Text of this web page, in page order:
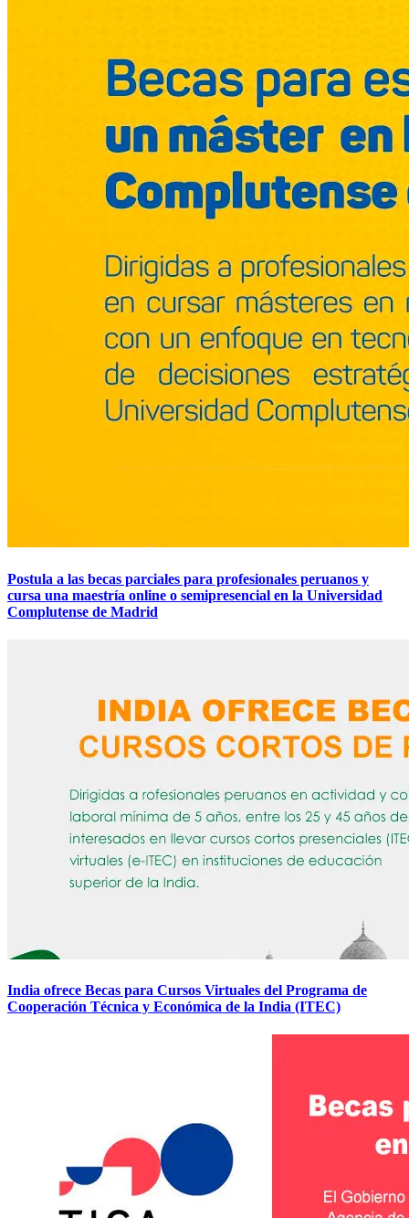
Postula a las becas parciales para profesionales peruanos y
cursa una maestría online o semipresencial en la Universidad
Complutense de Madrid
India ofrece Becas para Cursos Virtuales del Programa de
Cooperación Técnica y Económica de la India (ITEC)